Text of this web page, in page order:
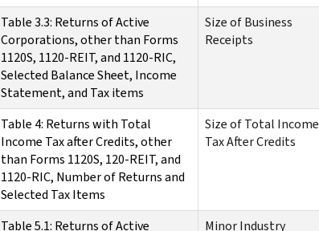
Table 3.3: Returns of Active
Corporations, other than Forms
1120S, 1120-REIT, and 1120-RIC,
Selected Balance Sheet, Income
Statement, and Tax items
Size of Business
Receipts
Table 4: Returns with Total
Income Tax after Credits, other
than Forms 1120S, 120-REIT, and
1120-RIC, Number of Returns and
Selected Tax Items
Size of Total Income
Tax After Credits
Table 5.1: Returns of Active
Minor Industry